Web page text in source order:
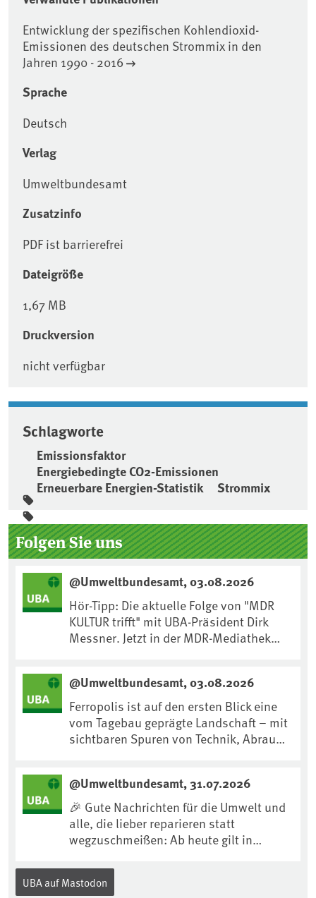
Entwicklung der spezifischen Kohlendioxid-
Emissionen des deutschen Strommix in den
Jahren 1990 - 2016
Sprache
Deutsch
Verlag
Umweltbundesamt
Zusatzinfo
PDF ist barrierefrei
Dateigröße
1,67 MB
Druckversion
nicht verfügbar
Schlagworte
Emissionsfaktor
Energiebedingte CO2-Emissionen
Erneuerbare Energien-Statistik
Strommix
Seitenleiste
Folgen Sie uns
@Umweltbundesamt, 03.08.2026
Hör-Tipp: Die aktuelle Folge von "MDR
KULTUR trifft" mit UBA-Präsident Dirk
Messner. Jetzt in der MDR-Mediathek
fft/dirk-messner-audio-100.html
@Umweltbundesamt, 03.08.2026
Ferropolis ist auf den ersten Blick eine
vom Tagebau geprägte Landschaft – mit
sichtbaren Spuren von Technik, Abraum
nur ihre bergbauliche Vergangenheit.
Hier lässt sich beobachten, wie sich aus
Kippenflächen lebendige Böden
entwickeln, Pflanzen Fuß fassen & neue
Lebensräume entstehen....
@Umweltbundesamt, 31.07.2026
🎉 Gute Nachrichten für die Umwelt und
alle, die lieber reparieren statt
wegzuschmeißen: Ab heute gilt in
„Recht auf Reparatur“.Demnach müssen
Hersteller allen Verbraucher*innen für
UBA auf Mastodon